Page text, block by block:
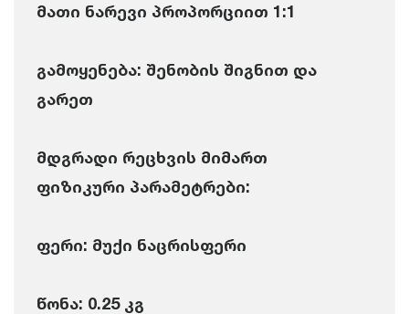
მათი ნარევი პროპორციით 1:1
გამოყენება: შენობის შიგნით და
გარეთ
მდგრადი რეცხვის მიმართ
ფიზიკური პარამეტრები:
ფერი: მუქი ნაცრისფერი
წონა: 0.25 კგ